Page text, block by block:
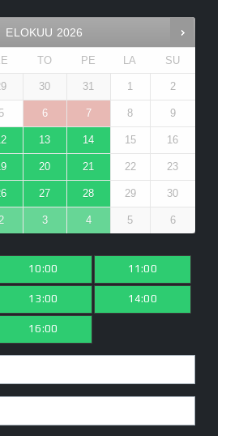
ELOKUU 2026
TO PE LA SU
30 31 1 2
5 6 7 8 9
13 14 15 16
20 21 22 23
27 28 29 30
3 4 5 6
10:00 11:00
13:00 14:00
16:00